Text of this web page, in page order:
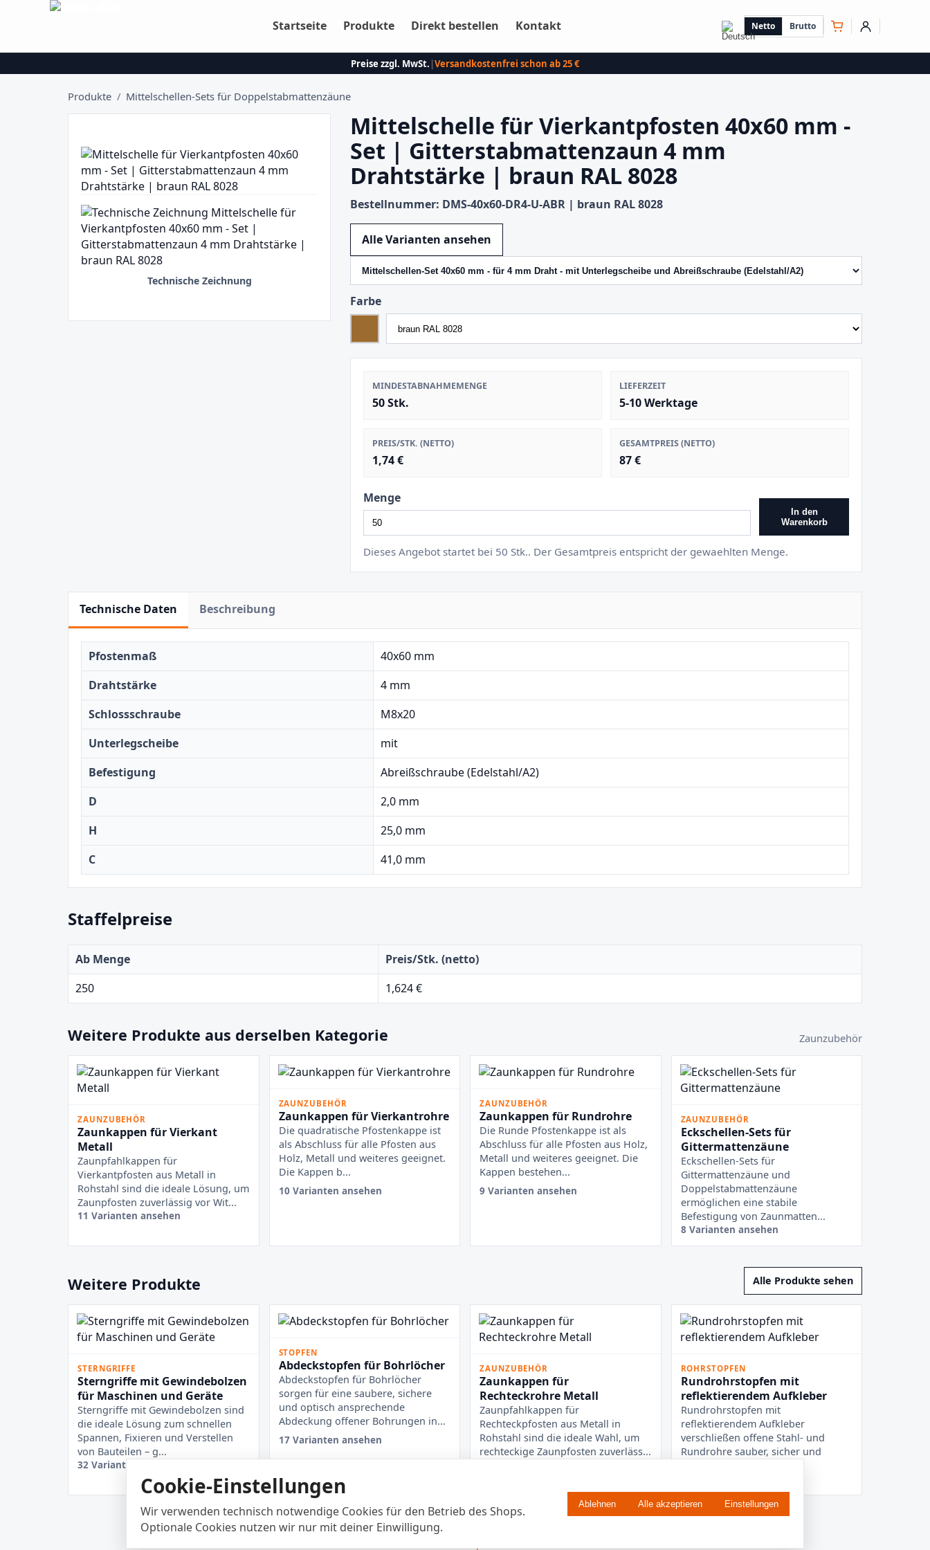
Startseite Produkte Direkt bestellen Kontakt Netto Brutto
Preise zzgl. MwSt. |Versandkostenfrei schon ab 25 €
Produkte / Mittelschellen-Sets für Doppelstabmattenzäune
Technische Zeichnung
Mittelschelle für Vierkantpfosten 40x60 mm -
Set | Gitterstabmattenzaun 4 mm
Drahtstärke | braun RAL 8028
Bestellnummer: DMS-40x60-DR4-U-ABR | braun RAL 8028
Alle Varianten ansehen
Farbe
MINDESTABNAHMEMENGE
50 Stk.
LIEFERZEIT
5-10 Werktage
PREIS/STK. (NETTO)
1,74 €
GESAMTPREIS (NETTO)
87 €
Menge
In den
Warenkorb
Dieses Angebot startet bei 50 Stk.. Der Gesamtpreis entspricht der gewaehlten Menge.
Technische Daten Beschreibung
Pfostenmaß
40x60 mm
Drahtstärke
4 mm
Schlossschraube
M8x20
Unterlegscheibe
mit
Befestigung
Abreißschraube (Edelstahl/A2)
D
2,0 mm
H
25,0 mm
C
41,0 mm
Staffelpreise
Ab Menge
Preis/Stk. (netto)
250
1,624 €
Weitere Produkte aus derselben Kategorie Zaunzubehör
ZAUNZUBEHÖR
Zaunkappen für Vierkant
Metall
Zaunpfahlkappen für
Vierkantpfosten aus Metall in
Rohstahl sind die ideale Lösung, um
Zaunpfosten zuverlässig vor Wit...
11 Varianten ansehen
ZAUNZUBEHÖR
Zaunkappen für Vierkantrohre
Die quadratische Pfostenkappe ist
als Abschluss für alle Pfosten aus
Holz, Metall und weiteres geeignet.
Die Kappen b...
10 Varianten ansehen
ZAUNZUBEHÖR
Zaunkappen für Rundrohre
Die Runde Pfostenkappe ist als
Abschluss für alle Pfosten aus Holz,
Metall und weiteres geeignet. Die
Kappen bestehen...
9 Varianten ansehen
ZAUNZUBEHÖR
Eckschellen-Sets für
Gittermattenzäune
Eckschellen-Sets für
Gittermattenzäune und
Doppelstabmattenzäune
ermöglichen eine stabile
Befestigung von Zaunmatten...
8 Varianten ansehen
Weitere Produkte Alle Produkte sehen
STERNGRIFFE
Sterngriffe mit Gewindebolzen
für Maschinen und Geräte
Sterngriffe mit Gewindebolzen sind
die ideale Lösung zum schnellen
Spannen, Fixieren und Verstellen
von Bauteilen – g...
32 Varianten ansehen
STOPFEN
Abdeckstopfen für Bohrlöcher
Abdeckstopfen für Bohrlöcher
sorgen für eine saubere, sichere
und optisch ansprechende
Abdeckung offener Bohrungen in...
17 Varianten ansehen
ZAUNZUBEHÖR
Zaunkappen für
Rechteckrohre Metall
Zaunpfahlkappen für
Rechteckpfosten aus Metall in
Rohstahl sind die ideale Wahl, um
rechteckige Zaunpfosten zuverläss...
ROHRSTOPFEN
Rundrohrstopfen mit
reflektierendem Aufkleber
Rundrohrstopfen mit
reflektierendem Aufkleber
verschließen offene Stahl- und
Rundrohre sauber, sicher und
Cookie-Einstellungen
Wir verwenden technisch notwendige Cookies für den Betrieb des Shops.
Optionale Cookies nutzen wir nur mit deiner Einwilligung.
Ablehnen Alle akzeptieren Einstellungen